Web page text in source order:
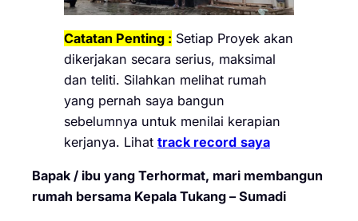
Catatan Penting : Setiap Proyek akan
dikerjakan secara serius, maksimal
dan teliti. Silahkan melihat rumah
yang pernah saya bangun
sebelumnya untuk menilai kerapian
kerjanya. Lihat track record saya
Bapak / ibu yang Terhormat, mari membangun
rumah bersama Kepala Tukang – Sumadi